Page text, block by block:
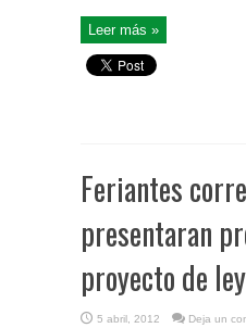
Leer más »
Feriantes
presentaran
proyecto de ley
5 abril, 2012 Deja un